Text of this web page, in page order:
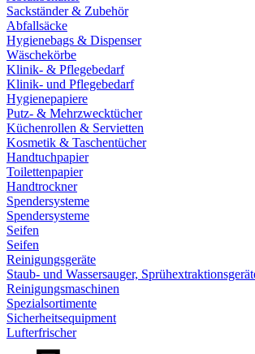
Sackständer & Zubehör
Abfallsäcke
Hygienebags & Dispenser
Wäschekörbe
Klinik- & Pflegebedarf
Klinik- und Pflegebedarf
Hygienepapiere
Putz- & Mehrzwecktücher
Küchenrollen & Servietten
Kosmetik & Taschentücher
Handtuchpapier
Toilettenpapier
Handtrockner
Spendersysteme
Spendersysteme
Seifen
Seifen
Reinigungsgeräte
Staub- und Wassersauger,
Reinigungsmaschinen
Spezialsortimente
Sicherheitsequipment
Lufterfrischer